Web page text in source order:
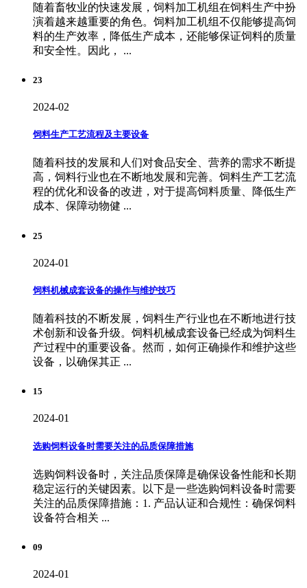
随着畜牧业的快速发展，饲料加工机组在饲料生产中扮
演着越来越重要的角色。饲料加工机组不仅能够提高饲
料的生产效率，降低生产成本，还能够保证饲料的质量
和安全性。因此， ...
23
2024-02
饲料生产工艺流程及主要设备
随着科技的发展和人们对食品安全、营养的需求不断提
高，饲料行业也在不断地发展和完善。饲料生产工艺流
程的优化和设备的改进，对于提高饲料质量、降低生产
成本、保障动物健 ...
25
2024-01
饲料机械成套设备的操作与维护技巧
随着科技的不断发展，饲料生产行业也在不断地进行技
术创新和设备升级。饲料机械成套设备已经成为饲料生
产过程中的重要设备。然而，如何正确操作和维护这些
设备，以确保其正 ...
15
2024-01
选购饲料设备时需要关注的品质保障措施
选购饲料设备时，关注品质保障是确保设备性能和长期
稳定运行的关键因素。以下是一些选购饲料设备时需要
关注的品质保障措施：1. 产品认证和合规性：确保饲料
设备符合相关 ...
09
2024-01